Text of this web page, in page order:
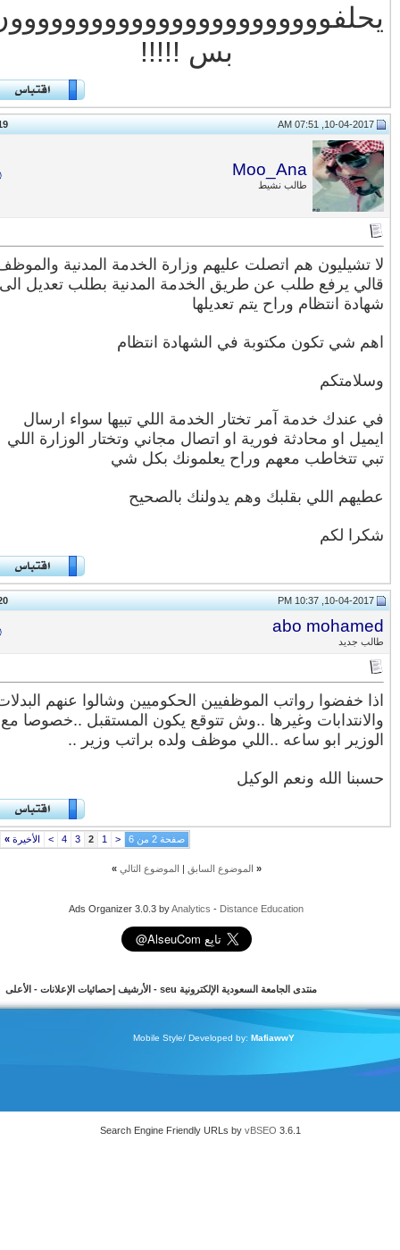
بس !!!!!
Moo_Ana
طالب نشيط
تشيليون هم اتصلت عليهم وزارة الخدمة المدنية والموظف
يرفع طلب عن طريق الخدمة المدنية بطلب تعديل الى
انتظام وراح يتم تعديلها
شي تكون مكتوبة في الشهادة انتظام
عندك خدمة آمر تختار الخدمة اللي تبيها سواء ارسال
او محادثة فورية او اتصال مجاني وتختار الوزارة اللي
تتخاطب معهم وراح يعلمونك بكل شي
اللي بقلبك وهم يدولنك بالصحيح
لكم
abo
جديد
خفضوا رواتب الموظفيين الحكوميين وشالوا عنهم البدلات
وغيرها ..وش تتوقع يكون المستقبل ..خصوصا مع
ابو ساعه ..اللي موظف ولده براتب وزير ..
الله ونعم الوكيل
<
1
2
3
4
> الأخيرة»
الموضوع السابق |الموضوع التالي »
Ads Organizer 3.0.3 byAnalytics-Distance Education
منتدى الجامعة السعودية الإلكترونية seu - الأرشيف إحصائيات الإعلانات-الأعلى
Mobile Style/ Developed by:MafiawwY
Search Engine Friendly URLs byvBSEO